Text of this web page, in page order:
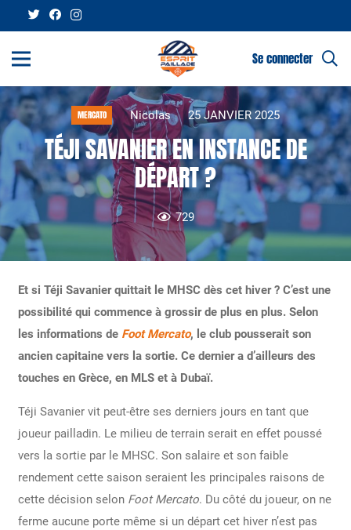
Se connecter
MERCATO Nicolas 25 JANVIER 2025
TÉJI SAVANIER EN INSTANCE DE
DÉPART ?
729
Et si Téji Savanier quittait le MHSC dès cet hiver ? C’est une
possibilité qui commence à grossir de plus en plus. Selon
les informations de Foot Mercato, le club pousserait son
ancien capitaine vers la sortie. Ce dernier a d’ailleurs des
touches en Grèce, en MLS et à Dubaï.
Téji Savanier vit peut-être ses derniers jours en tant que
joueur pailladin. Le milieu de terrain serait en effet poussé
vers la sortie par le MHSC. Son salaire et son faible
rendement cette saison seraient les principales raisons de
cette décision selon Foot Mercato. Du côté du joueur, on ne
ferme aucune porte même si un départ cet hiver n’est pas